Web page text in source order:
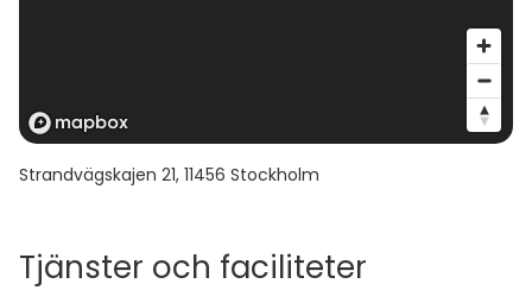
Strandvägskajen 21, 11456 Stockholm
Tjänster och faciliteter